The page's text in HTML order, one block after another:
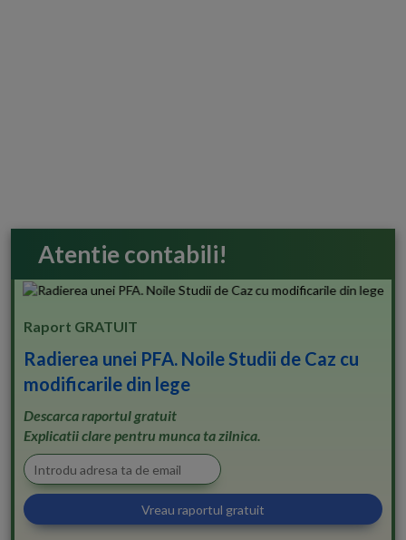
Atentie contabili!
Raport GRATUIT
Radierea unei PFA. Noile Studii de Caz cu
modificarile din lege
Descarca raportul gratuit
Explicatii clare pentru munca ta zilnica.